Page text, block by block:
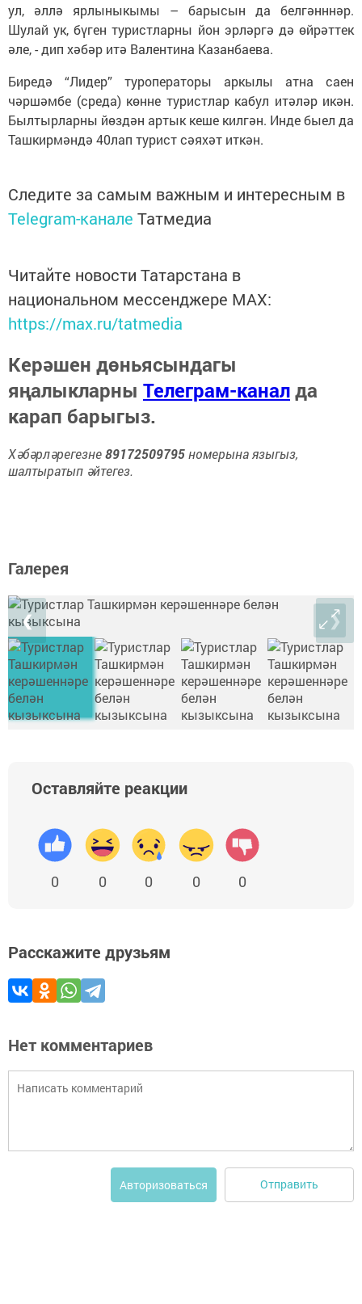
ул, әллә ярлыныкымы – барысын да белгәнннәр.
Шулай ук, бүген туристларны йон эрләргә дә өйрәттек
әле, - дип хәбәр итә Валентина Казанбаева.
Биредә “Лидер” туроператоры аркылы атна саен
чәршәмбе (среда) көнне туристлар кабул итәләр икән.
Былтырларны йөздән артык кеше килгән. Инде быел да
Ташкирмәндә 40лап турист сәяхәт иткән.
Следите за самым важным и интересным в
Telegram-канале Татмедиа
Читайте новости Татарстана в
национальном мессенджере MАХ:
https://max.ru/tatmedia
Керәшен дөньясындагы
яңалыкларны Телеграм-каналда
карап барыгыз.
Хәбәрләрегезне89172509795номерына языгыз,
шалтыратып әйтегез.
Галерея
❮ ❯
Оставляйте реакции
0 0 0 0 0
Расскажите друзьям
Нет комментариев
Авторизоваться Отправить